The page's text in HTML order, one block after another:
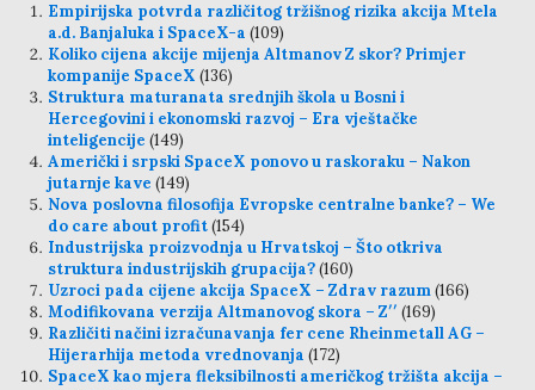
Empirijska potvrda različitog tržišnog rizika akcija Mtela
a.d. Banjaluka i SpaceX-a (109)
Koliko cijena akcije mijenja Altmanov Z skor? Primjer
kompanije SpaceX (136)
Struktura maturanata srednjih škola u Bosni i
Hercegovini i ekonomski razvoj – Era vještačke
inteligencije (149)
Američki i srpski SpaceX ponovo u raskoraku – Nakon
jutarnje kave (149)
Nova poslovna filosofija Evropske centralne banke? – We
do care about profit(154)
Industrijska proizvodnja u Hrvatskoj – Što otkriva
struktura industrijskih grupacija?(160)
Uzroci pada cijene akcija SpaceX – Zdrav razum(166)
Modifikovana verzija Altmanovog skora – Z′′ (169)
Različiti načini izračunavanja fer cene Rheinmetall AG –
Hijerarhija metoda vrednovanja (172)
SpaceX kao mjera fleksibilnosti američkog tržišta akcija –